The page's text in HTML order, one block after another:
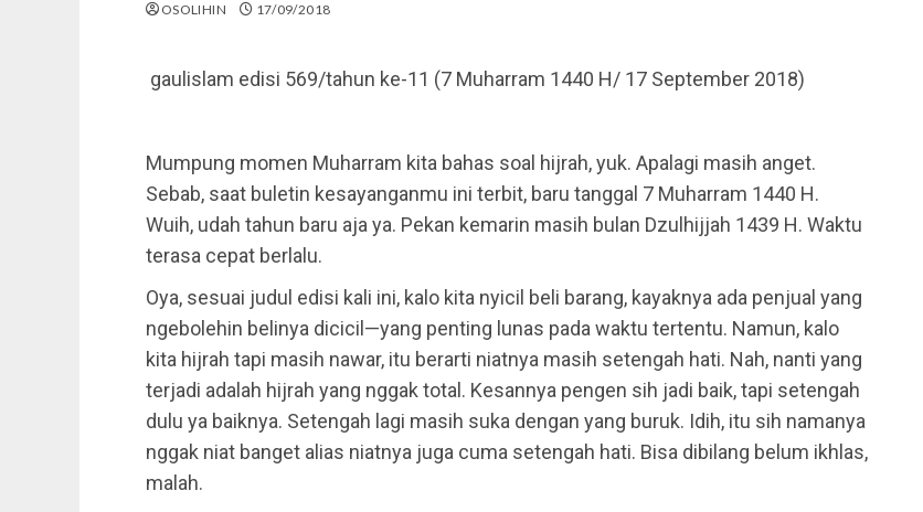
OSOLIHIN 17/09/2018
gaulislam edisi 569/tahun ke-11 (7 Muharram 1440 H/ 17 September 2018)
Mumpung momen Muharram kita bahas soal hijrah, yuk. Apalagi masih anget.
Sebab, saat buletin kesayanganmu ini terbit, baru tanggal 7 Muharram 1440 H.
Wuih, udah tahun baru aja ya. Pekan kemarin masih bulan Dzulhijjah 1439 H. Waktu
terasa cepat berlalu.
Oya, sesuai judul edisi kali ini, kalo kita nyicil beli barang, kayaknya ada penjual yang
ngebolehin belinya dicicil—yang penting lunas pada waktu tertentu. Namun, kalo
kita hijrah tapi masih nawar, itu berarti niatnya masih setengah hati. Nah, nanti yang
terjadi adalah hijrah yang nggak total. Kesannya pengen sih jadi baik, tapi setengah
dulu ya baiknya. Setengah lagi masih suka dengan yang buruk. Idih, itu sih namanya
nggak niat banget alias niatnya juga cuma setengah hati. Bisa dibilang belum ikhlas,
malah.